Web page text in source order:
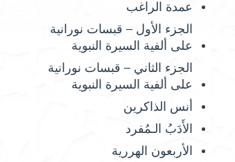
عمدة الراغب
الجزء الأول – قبسات نورانية
على ألفية السيرة النبوية
الجزء الثاني – قبسات نورانية
على ألفية السيرة النبوية
أنس الذاكرين
الأَدَبُ الـمُفرد
الأربعون الهررية